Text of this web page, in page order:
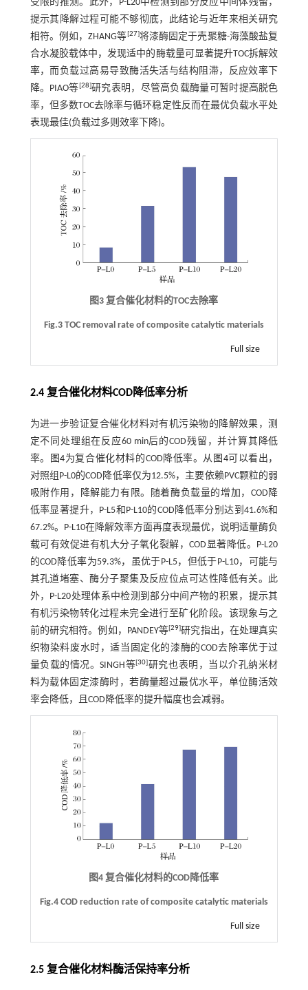
受限的推测。此外，P-L20中检测到部分反应中间体残留，
提示其降解过程可能不够彻底，此结论与近年来相关研究
相符。例如，ZHANG等[27]将漆酶固定于壳聚糖-海藻酸盐复
合水凝胶载体中，发现适中的酶载量可显著提升TOC拆解效
率，而负载过高易导致酶活失活与结构阻滞，反应效率下
降。PIAO等[28]研究表明，尽管高负载酶量可暂时提高脱色
率，但多数TOC去除率与循环稳定性反而在最优负载水平处
表现最佳(负载过多则效率下降)。
图3 复合催化材料的TOC去除率
Fig.3 TOC removal rate of composite catalytic materials
Full size
2.4 复合催化材料COD降低率分析
为进一步验证复合催化材料对有机污染物的降解效果，测
定不同处理组在反应60 min后的COD残留，并计算其降低
率。
图4为复合催化材料的COD降低率。从 图4可以看出，
对照组P-L0的COD降低率仅为12.5%，主要依赖PVC颗粒的弱
吸附作用，降解能力有限。随着酶负载量的增加，COD降
低率显著提升，P-L5和P-L10的COD降低率分别达到41.6%和
67.2%。P-L10在降解效率方面再度表现最优，说明适量酶负
载可有效促进有机大分子氧化裂解，COD显著降低。P-L20
的COD降低率为59.3%，虽优于P-L5，但低于P-L10，可能与
其孔道堵塞、酶分子聚集及反应位点可达性降低有关。此
外，P-L20处理体系中检测到部分中间产物的积累，提示其
有机污染物转化过程未完全进行至矿化阶段。该现象与之
前的研究相符。例如，PANDEY等[29]研究指出，在处理真实
织物染料废水时，适当固定化的漆酶的COD去除率优于过
量负载的情况。SINGH等[30]研究也表明，当以介孔纳米材
料为载体固定漆酶时，若酶量超过最优水平，单位酶活效
率会降低，且COD降低率的提升幅度也会减弱。
图4 复合催化材料的COD降低率
Fig.4 COD reduction rate of composite catalytic materials
Full size
2.5 复合催化材料酶活保持率分析